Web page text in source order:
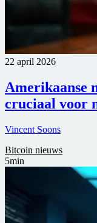
22 april 2026
Amerikaanse
cruciaal voor
Vincent Soons
Bitcoin nieuws
5min